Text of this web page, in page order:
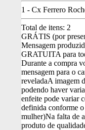
1 - Cx Ferrero
Total de itens: 2
GRÁTIS (por
Mensagem
GRATUITA para
Durante a compra
mensagem para o
reveladaA imagem
podendo haver
enfeite pode variar
definida conforme
mulher)Na falta de
produto de